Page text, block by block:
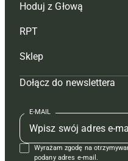
Redakcja
Reklama
Tagi
Mapa serwisu
Kontakt
Regulamin
Polityka prywatności
Hoduj z Głową
Hoduj z głową bydło
Hoduj z głową świnie
Prenumerata
Redakcja
Kontakt
Reklama
RPT
Redakcja
Prenumerata
Reklama
Kontakt
Krzyżówki
Sklep
Czasopisma i prenumerata
Książki
Regulamin
Dołącz do newslettera
E-MAIL
Wyrażam zgodę na
podany adres e-mail.